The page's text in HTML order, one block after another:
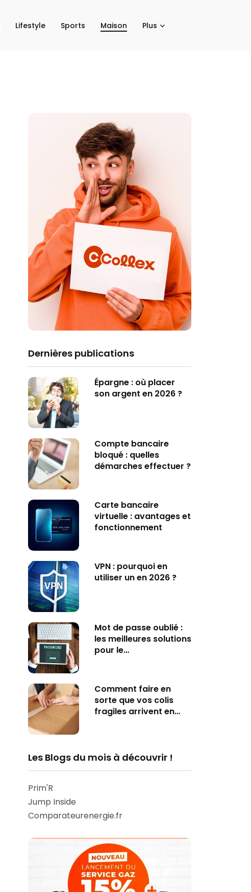
Lifestyle Sports Maison Plus
Dernières publications
Épargne : où placer
son argent en 2026 ?
Compte bancaire
bloqué : quelles
démarches effectuer ?
Carte bancaire
virtuelle : avantages et
fonctionnement
VPN : pourquoi en
utiliser un en 2026 ?
Mot de passe oublié :
les meilleures solutions
pour le…
Comment faire en
sorte que vos colis
fragiles arrivent en…
Les Blogs du mois à découvrir !
Prim'R
Jump Inside
Comparateurenergie.fr